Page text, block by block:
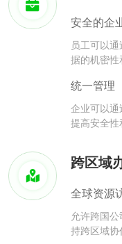
安全的企
员工可以
据的机密性
统一管理
企业可以通
提高安全性
跨区域
全球资源
允许跨国
持跨区域协